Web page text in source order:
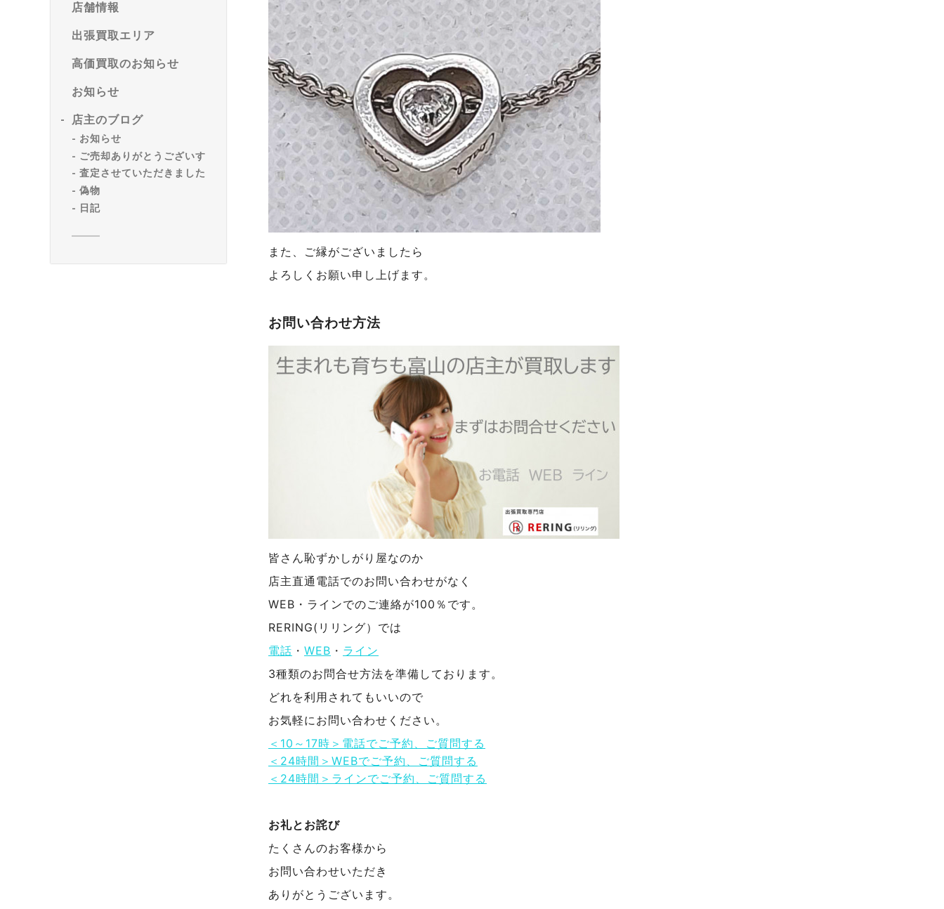
店舗情報
出張買取エリア
高価買取のお知らせ
お知らせ
店主のブログ
お知らせ
ご売却ありがとうございす
査定させていただきました
偽物
日記
また、ご縁がございましたら
よろしくお願い申し上げます。
お問い合わせ方法
皆さん恥ずかしがり屋なのか
店主直通電話でのお問い合わせがなく
WEB・ラインでのご連絡が100％です。
RERING(リリング）では
電話 ・ WEB ・ ライン
3種類のお問合せ方法を準備しております。
どれを利用されてもいいので
お気軽にお問い合わせください。
＜10～17時＞電話でご予約、ご質問する
＜24時間＞WEBでご予約、ご質問する
＜24時間＞ラインでご予約、ご質問する
お礼とお詫び
たくさんのお客様から
お問い合わせいただき
ありがとうございます。